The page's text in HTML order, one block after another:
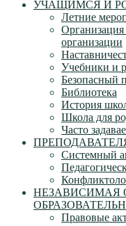
УЧАЩИМСЯ И
Летние
Организация
организации
Учебники и
Безопасный
Библиотека
История
Школа для
Часто
Системный
НЕЗАВИСИМАЯ
Правовые